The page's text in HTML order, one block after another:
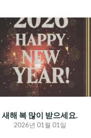
새해 복 많이 받으세요.
2026년 01월 01일